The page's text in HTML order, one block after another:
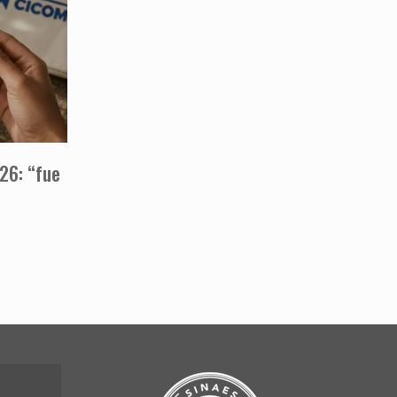
“fue